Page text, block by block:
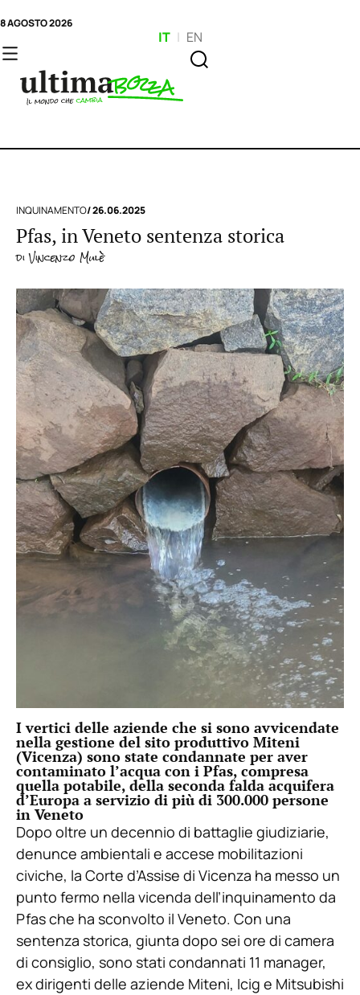
8 AGOSTO 2026
IT | EN
INQUINAMENTO/ 26.06.2025
Pfas, in Veneto sentenza storica
diVincenzo Mulè
I vertici delle aziende che si sono avvicendate
nella gestione del sito produttivo Miteni
(Vicenza) sono state condannate per aver
contaminato l’acqua con i Pfas, compresa
quella potabile, della seconda falda acquifera
d’Europa a servizio di più di 300.000 persone
in Veneto
Dopo oltre un decennio di battaglie giudiziarie,
denunce ambientali e accese mobilitazioni
civiche, la Corte d’Assise di Vicenza ha messo un
punto fermo nella vicenda dell’inquinamento da
Pfas che ha sconvolto il Veneto. Con una
sentenza storica, giunta dopo sei ore di camera
di consiglio, sono stati condannati 11 manager,
ex dirigenti delle aziende Miteni, Icig e Mitsubishi